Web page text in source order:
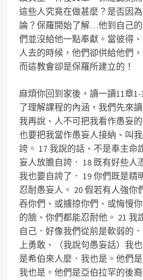
這些人究竟在做甚麼？是否因
論？保羅開始了解…他到自己
們並沒給他一點奉獻。當彼得
人去的時候，他們卻供給他們
而這教會卻是保羅所建立的！
麻煩你回到家後，讀一讀11章
了理解課程的內涵，我們先來
我再說、人不可把我看作愚妄
也要把我當作愚妄人接納、叫
誇。 17 我說的話、不是奉主命
妄人放膽自誇． 18 既有好些人
我也要自誇了． 19 你們既是精
忍耐愚妄人。 20 假若有人強你
吞你們、或擄掠你們、或悔慢
的臉、你們都能忍耐他。 21 我
自己．好像我們從前是軟弱的
上勇敢、（我說句愚妄話）我
是希伯來人麼．我也是。他們
我也是。他們是亞伯拉罕的後